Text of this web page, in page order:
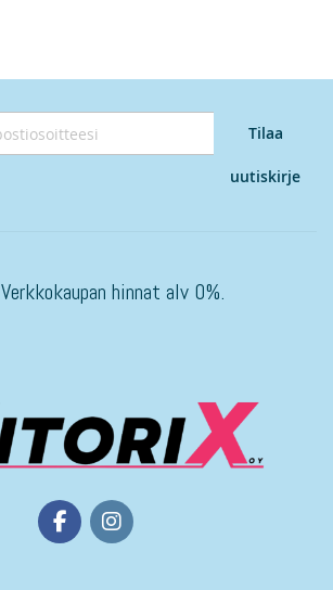
Tilaa
uutiskirje
Verkkokaupan hinnat alv 0%.